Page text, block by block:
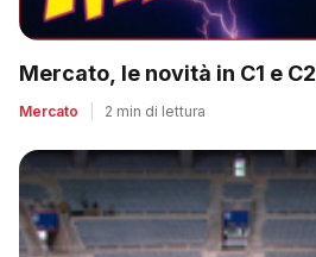
Mercato, le novità in C1 e C2
Mercato 2 min di lettura